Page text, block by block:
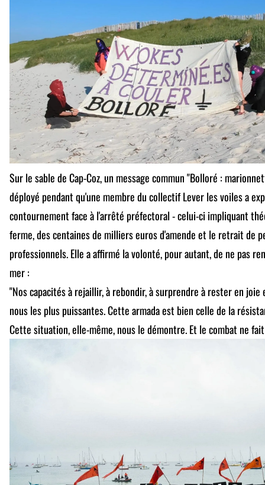
Sur le sable de Cap-Coz, un message commun "Bolloré :
déployé pendant qu'une membre du collectif Lever les voiles a
contournement face à l'arrêté préfectoral - celui-ci impliquant
ferme, des centaines de milliers euros d'amende et le retrait de
professionnels. Elle a affirmé la volonté, pour autant, de ne pas
mer :
"Nos capacités à rejaillir, à rebondir, à surprendre à rester en
nous les plus puissantes. Cette armada est bien celle de la
Cette situation, elle-même, nous le démontre. Et le combat ne